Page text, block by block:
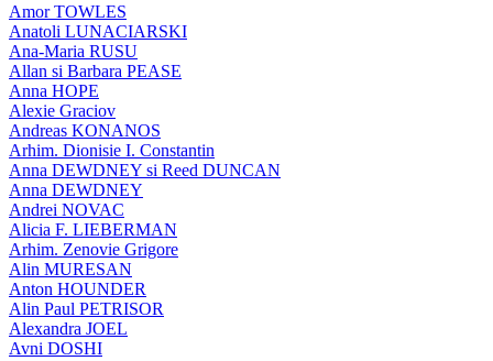
Amor TOWLES
Anatoli LUNACIARSKI
Ana-Maria RUSU
Allan si Barbara PEASE
Anna HOPE
Alexie Graciov
Andreas KONANOS
Arhim. Dionisie I. Constantin
Anna DEWDNEY si Reed DUNCAN
Anna DEWDNEY
Andrei NOVAC
Alicia F. LIEBERMAN
Arhim. Zenovie Grigore
Alin MURESAN
Anton HOUNDER
Alin Paul PETRISOR
Alexandra JOEL
Avni DOSHI